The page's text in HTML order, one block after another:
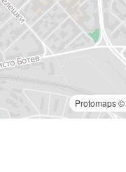
Protomaps©